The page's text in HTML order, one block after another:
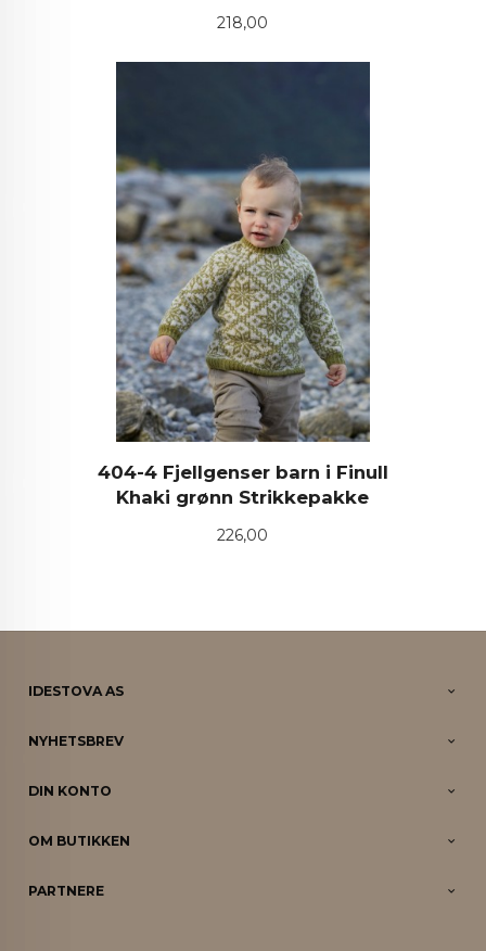
Pris
218,00
404-4 Fjellgenser barn i Finull
Khaki grønn Strikkepakke
Pris
226,00
IDESTOVA AS
NYHETSBREV
DIN KONTO
OM BUTIKKEN
PARTNERE